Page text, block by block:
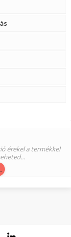
érekel a termékkel